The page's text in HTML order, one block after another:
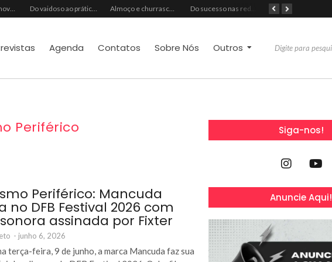
Ideal Clube promove programação especial para celebrar o Dia dos Pais com música, gastronomia e lazer para toda a família Do vaidoso ao prático: veja lista com ideias de presentes Avon para cada perfil de pai Almoço e churrasco de Dia dos Pais impulsionam vendas no varejo alimentar Do sucesso nas redes sociais à revelação no cenário musical, Beniicio Abraão lança “Me Perdeu”
Agenda Contatos Sobre Nós Outros
Periférico
Periférico: Mancuda
no DFB Festival 2026 com
assinada por Fixter
- junho 6, 2026
terça-feira, 9 de junho, a marca Mancuda faz sua
Siga-nos!
Anuncie Aqui!